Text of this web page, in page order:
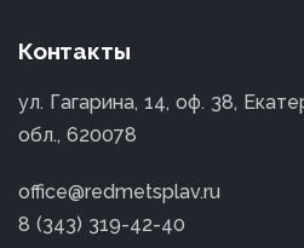
Контакты
ул. Гагарина, 14, оф. 38,
обл., 620078
office@redmetsplav.ru
8 (343) 319-42-40